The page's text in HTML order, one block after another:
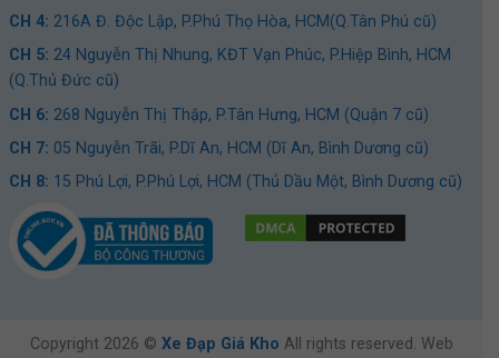
CH 4: 216A Đ. Độc Lập, P.Phú Thọ Hòa, HCM(Q.Tân Phú cũ)
CH 5: 24 Nguyễn Thị Nhung, KĐT Vạn Phúc, P.Hiệp Bình, HCM
(Q.Thủ Đức cũ)
CH 6: 268 Nguyễn Thị Thập, P.Tân Hưng, HCM (Quận 7 cũ)
CH 7: 05 Nguyễn Trãi, P.Dĩ An, HCM (Dĩ An, Bình Dương cũ)
CH 8: 15 Phú Lợi, P.Phú Lợi, HCM (Thủ Dầu Một, Bình Dương cũ)
Copyright 2026 © Xe Đạp Giá Kho All rights reserved. Web